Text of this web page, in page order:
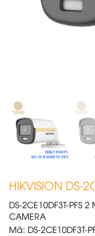
HIKVISION DS-
DS-2CE10DF3T-PFS
CAMERA
Mã: DS-2CE10DF3T-